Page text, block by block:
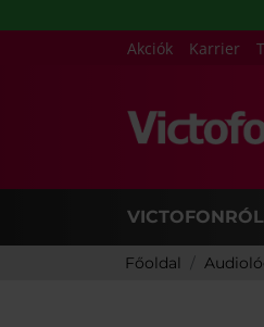
Akciók Karrier
VICTOFONRÓL
Főoldal